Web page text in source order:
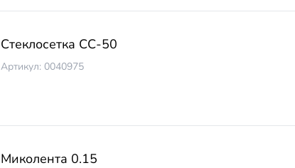
Стеклосетка СС-50
Артикул: 0040975
Миколента 0.15